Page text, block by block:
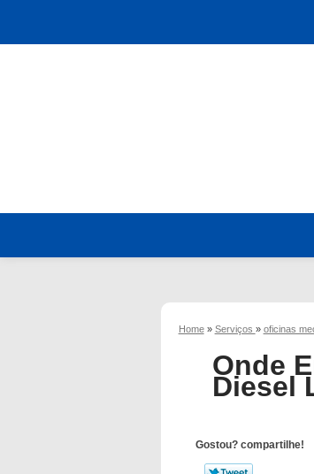
Home » Serviços » oficinas
Onde
Diesel
Gostou? compartilhe!